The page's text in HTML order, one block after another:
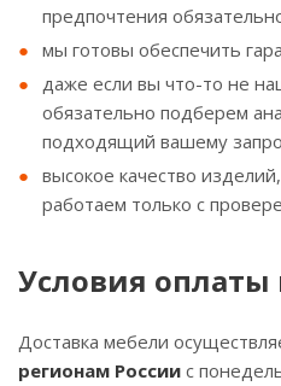
предпочтения
мы готовы обеспечить
даже если вы что-то не
обязательно подберем
подходящий вашему
высокое качество
работаем только с
Условия оплаты
Доставка мебели
регионам России с